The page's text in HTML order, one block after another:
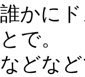
誰かに
とで。
などな